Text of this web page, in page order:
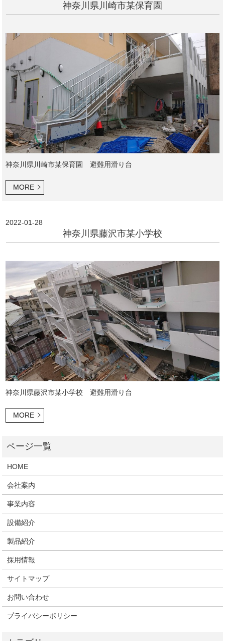
神奈川県川崎市某保育園
神奈川県川崎市某保育園 避難用滑り台
MORE
2022-01-28
神奈川県藤沢市某小学校
神奈川県藤沢市某小学校 避難用滑り台
MORE
HOME
会社案内
事業内容
設備紹介
製品紹介
採用情報
サイトマップ
お問い合わせ
プライバシーポリシー